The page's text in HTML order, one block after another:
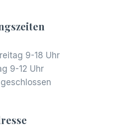
9-18 Uhr
9-12 Uhr